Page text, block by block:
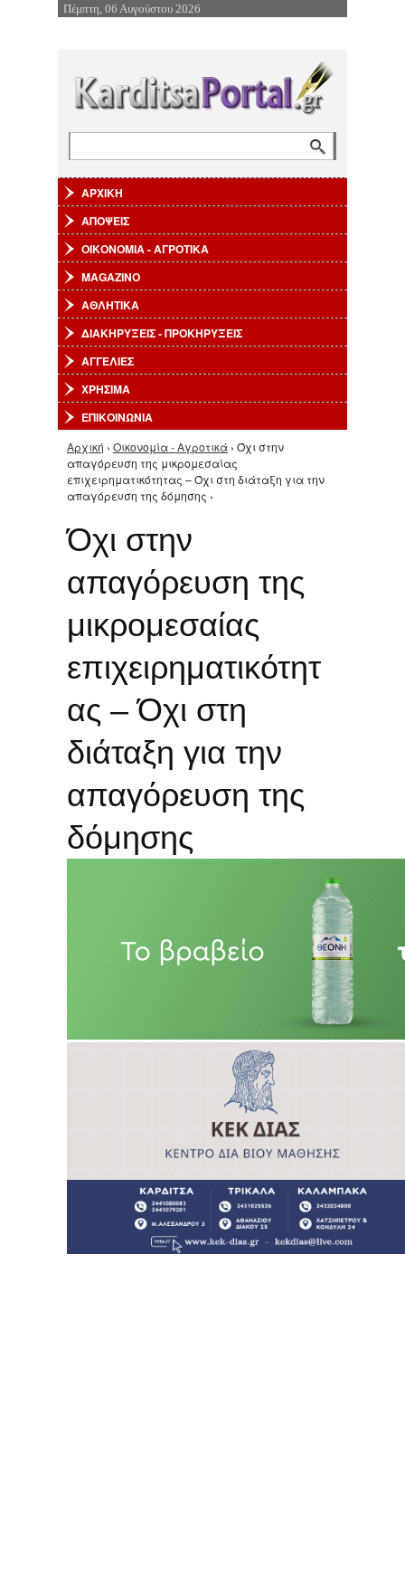
Επιστροφή στην Πλοήγηση
Πέμπτη, 06 Αυγούστου 2026
ΑΡΧΙΚΗ
ΑΠΟΨΕΙΣ
ΟΙΚΟΝΟΜΙΑ - ΑΓΡΟΤΙΚΑ
MAGAZINO
ΑΘΛΗΤΙΚΑ
ΔΙΑΚΗΡΥΞΕΙΣ - ΠΡΟΚΗΡΥΞΕΙΣ
ΑΓΓΕΛΙΕΣ
ΧΡΗΣΙΜΑ
ΕΠΙΚΟΙΝΩΝΙΑ
Είστε εδώ
Αρχική › Οικονομία - Αγροτικά › Όχι στην
απαγόρευση της μικρομεσαίας
επιχειρηματικότητας – Όχι στη διάταξη για την
απαγόρευση της δόμησης ›
Όχι στην
απαγόρευση της
μικρομεσαίας
επιχειρηματικότητ
ας – Όχι στη
διάταξη για την
απαγόρευση της
δόμησης